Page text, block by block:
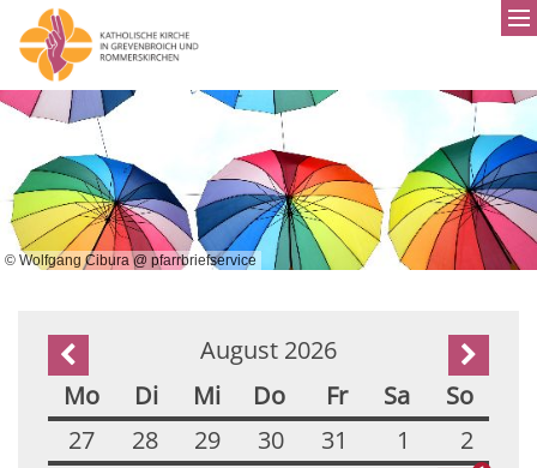
© Wolfgang Cibura @ pfarrbriefservice
Vorherige SeiteAugust 2026
Mo Di Mi Do Fr Sa
So
27
28 29 30 31 1
2